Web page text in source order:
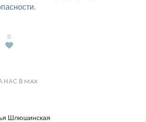
0
В MAX
Шлюшинская